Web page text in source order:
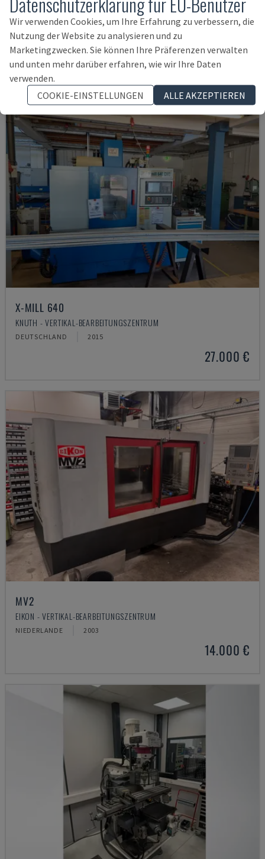
ECOMILL 800 V
DMG - VERTIKAL-BEARBEITUNGSZENTRUM
DEUTSCHLAND 11.898 STD
38.000 €
X-MILL 640
KNUTH - VERTIKAL-BEARBEITUNGSZENTRUM
DEUTSCHLAND 2015
27.000 €
MV2
EIKON - VERTIKAL-BEARBEITUNGSZENTRUM
NIEDERLANDE 2003
14.000 €
Wir verwenden Cookies, um Ihre Erfahrung zu verbessern, die
Nutzung der Website zu analysieren und zu
Marketingzwecken. Sie können Ihre Präferenzen verwalten
und unten mehr darüber erfahren, wie wir Ihre Daten
verwenden.
COOKIE-EINSTELLUNGEN
ALLE AKZEPTIEREN